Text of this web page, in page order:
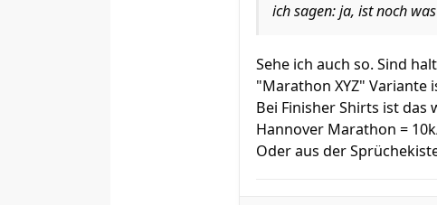
ich sagen: ja, ist noch
Sehe ich auch so. Sind
"Marathon XYZ" Variante
Bei Finisher Shirts ist das
Hannover Marathon =
Oder aus der